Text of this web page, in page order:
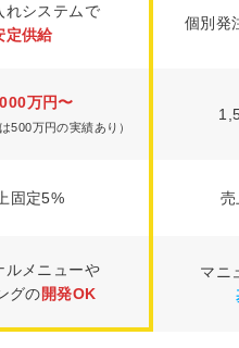
れシステムで
定供給
個別発
万円〜
500万円の実績あり）
固定5% 売
ルメニューや
グの開発OK
マニ